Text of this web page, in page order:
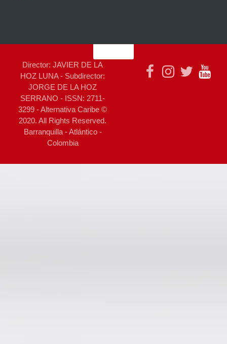
Director: JAVIER DE LA
HOZ LUNA - Subdirector:
JORGE DE LA HOZ
SERRANO - ISSN: 2711-
3299 - Alternativa Caribe ©
2020. All Rights Reserved.
Barranquilla - Atlántico -
Colombia